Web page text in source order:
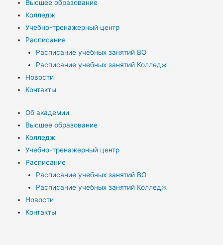
Высшее образование
Колледж
Учебно-тренажерный центр
Расписание
Расписание учебных занятий ВО
Расписание учебных занятий Колледж
Новости
Контакты
Об академии
Высшее образование
Колледж
Учебно-тренажерный центр
Расписание
Расписание учебных занятий ВО
Расписание учебных занятий Колледж
Новости
Контакты